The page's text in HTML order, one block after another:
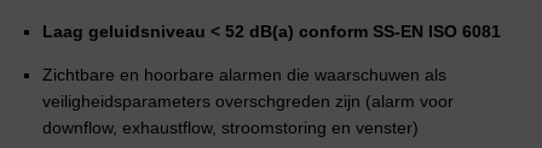
Laag geluidsniveau < 52 dB(a) conform SS-EN ISO 6081
Zichtbare en hoorbare alarmen die waarschuwen als
veiligheidsparameters overschgreden zijn (alarm voor
downflow, exhaustflow, stroomstoring en venster)